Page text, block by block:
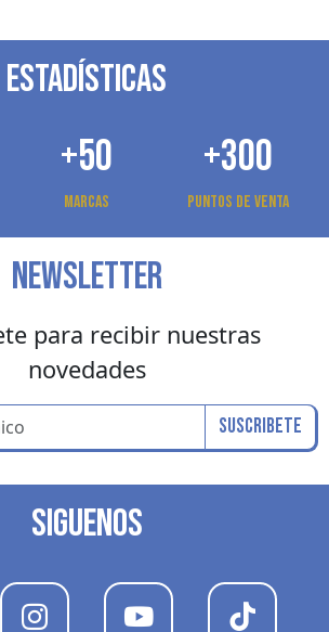
ESTADÍSTICAS
+50
Marcas
+300
Puntos de venta
NEWSLETTER
para recibir nuestras
novedades
Suscribete
SIGUENOS